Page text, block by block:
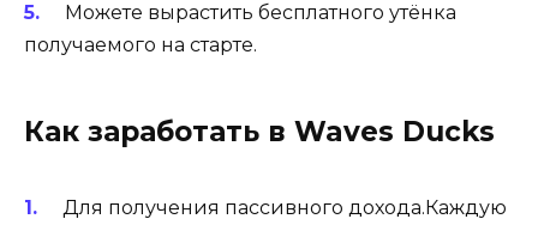
Можете вырастить бесплатного утёнка
получаемого на старте.
Как заработать в Waves Ducks
Для получения пассивного дохода.Каждую